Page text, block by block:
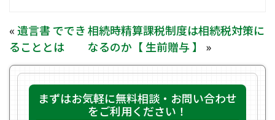
«遺言書 ででき
ることとは
相続時精算課税制度は相続税対策に
なるのか【 生前贈与 】
»
まずはお気軽に無料相談・お問い合わせ
をご利用ください！